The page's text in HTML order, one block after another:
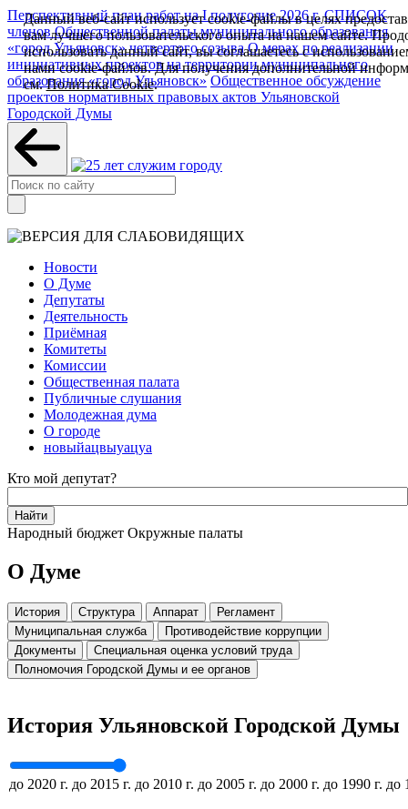
Перспективный план работ на I полугодие 2026 г. СПИСОК
членов Общественной палаты муниципального образования
«город Ульяновск» четвертого созыва О мерах по реализации
инициативных проектов на территории муниципального
образования «город Ульяновск» Общественное обсуждение
проектов нормативных правовых актов Ульяновской
Городской Думы
Новости
О Думе
Депутаты
Деятельность
Приёмная
Комитеты
Комиссии
Общественная палата
Публичные слушания
Молодежная дума
О городе
новыйацвыуацуа
Кто мой депутат?
Народный бюджет Окружные палаты
О Думе
История Структура Аппарат
Регламент
Муниципальная служба
Противодействие коррупции
Документы
Специальная оценка условий труда
Полномочия Городской Думы и ее органов
История Ульяновской Городской Думы
Данный веб-сайт использует cookie-файлы в целях
вам лучшего пользовательского опыта на нашем сайте.
использовать данный сайт, вы соглашаетесь с
нами cookie-файлов. Для получения дополнительной
см.Политика Cookie.